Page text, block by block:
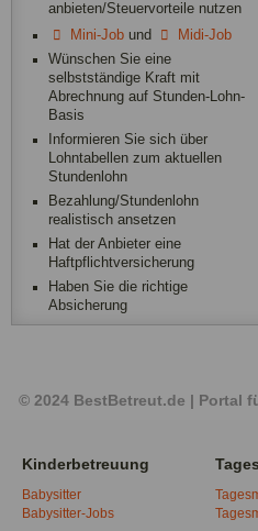
anbieten/Steuervorteile nutzen
Mini-Jobund
Midi-Job
Wünschen Sie eine
selbstständige Kraft mit
Abrechnung auf Stunden-Lohn-
Basis
Informieren Sie sich über
Lohntabellen zum aktuellen
Stundenlohn
Bezahlung/Stundenlohn
realistisch ansetzen
Hat der Anbieter eine
Haftpflichtversicherung
Haben Sie die richtige
Absicherung
© 2024 BestBetreut.de | Portal
Kinderbetreuung
Babysitter
Babysitter-Jobs